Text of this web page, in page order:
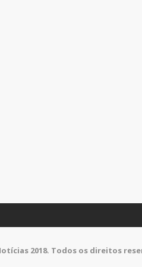
2018. Todos os direitos